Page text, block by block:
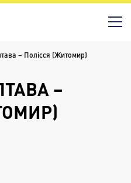
– Полісся (Житомир)
–